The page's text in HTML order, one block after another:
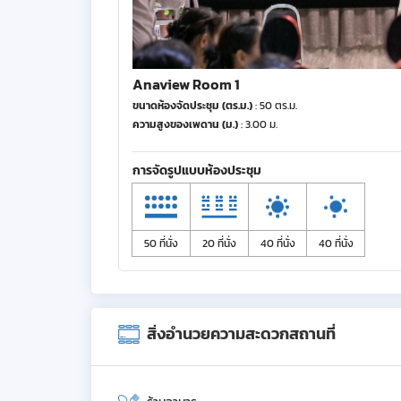
Anaview Room 1
ขนาดห้องจัดประชุม (ตร.ม.): 50 ตร.ม.
ความสูงของเพดาน (ม.): 3.00 ม.
การจัดรูปแบบห้องประชุม
50 ที่นั่ง 20 ที่นั่ง 40 ที่นั่ง 40 ที่นั่ง
สิ่งอำนวยความสะดวกสถานที่